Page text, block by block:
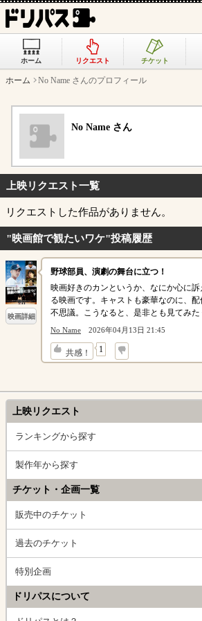
ホーム リクエスト チケット
ホーム No Name さんのプロフィール
No Name さん
上映リクエスト一覧
リクエストした作品がありません。
"映画館で観たいワケ"投稿履歴
映画詳細
野球部員、演劇の舞台に立つ！
映画好きのカンというか、なにか心に
る映画です。キャストも豪華なのに、
不思議。こうなると、是非とも見てみた
No Name 2026年04月13日 21:45
共感！ 1
↓
上映リクエスト
ランキングから探す
製作年から探す
チケット・企画一覧
販売中のチケット
過去のチケット
特別企画
ドリパスについて